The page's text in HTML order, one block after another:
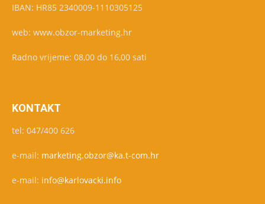
IBAN: HR85 2340009-1110305125
web: www.obzor-marketing.hr
Radno vrijeme: 08,00 do 16,00 sati
KONTAKT
tel: 047/400 626
e-mail: marketing.obzor@ka.t-com.hr
e-mail: info@karlovacki.info